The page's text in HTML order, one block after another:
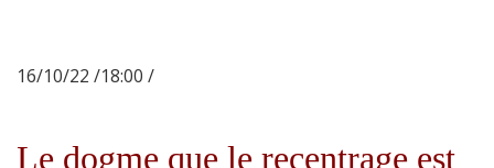
16/10/22 /18:00 /
Le dogme que le recentrage est